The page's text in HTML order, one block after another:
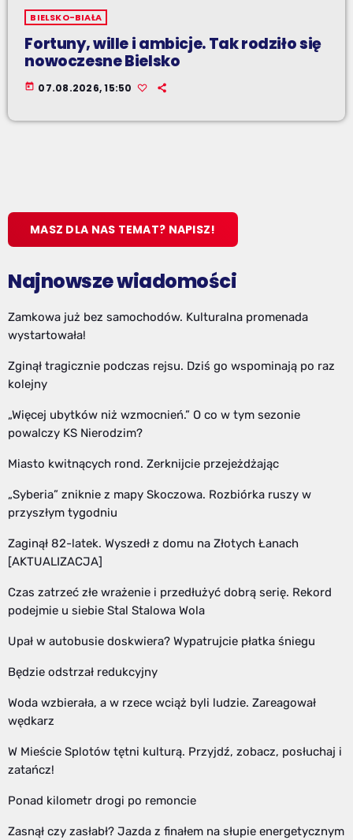
BIELSKO-BIAŁA
Fortuny, wille i ambicje. Tak rodziło się
nowoczesne Bielsko
today 07.08.2026, 15:50
MASZ DLA NAS TEMAT? NAPISZ!
Najnowsze wiadomości
Zamkowa już bez samochodów. Kulturalna promenada
wystartowała!
Zginął tragicznie podczas rejsu. Dziś go wspominają po raz
kolejny
„Więcej ubytków niż wzmocnień.” O co w tym sezonie
powalczy KS Nierodzim?
Miasto kwitnących rond. Zerknijcie przejeżdżając
„Syberia” zniknie z mapy Skoczowa. Rozbiórka ruszy w
przyszłym tygodniu
Zaginął 82-latek. Wyszedł z domu na Złotych Łanach
[AKTUALIZACJA]
Czas zatrzeć złe wrażenie i przedłużyć dobrą serię. Rekord
podejmie u siebie Stal Stalowa Wola
Upał w autobusie doskwiera? Wypatrujcie płatka śniegu
Będzie odstrzał redukcyjny
Woda wzbierała, a w rzece wciąż byli ludzie. Zareagował
wędkarz
W Mieście Splotów tętni kulturą. Przyjdź, zobacz, posłuchaj i
zatańcz!
Ponad kilometr drogi po remoncie
Zasnął czy zasłabł? Jazda z finałem na słupie energetycznym